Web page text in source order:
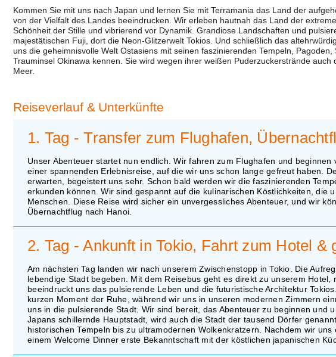
Kommen Sie mit uns nach Japan und lernen Sie mit Terramania das Land der
von der Vielfalt des Landes beeindrucken. Wir erleben hautnah das Land der
Schönheit der Stille und vibrierend vor Dynamik. Grandiose Landschaften und
majestätischen Fuji, dort die Neon-Glitzerwelt Tokios. Und schließlich das
uns die geheimnisvolle Welt Ostasiens mit seinen faszinierenden Tempeln,
Trauminsel Okinawa kennen. Sie wird wegen ihrer weißen Puderzuckerstrände
Meer.
Reiseverlauf & Unterkünfte
1. Tag - Transfer zum Flughafen,
Unser Abenteuer startet nun endlich. Wir fahren zum Flughafen und
einer spannenden Erlebnisreise, auf die wir uns schon lange gefreut haben.
erwarten, begeistert uns sehr. Schon bald werden wir die faszinierenden
erkunden können. Wir sind gespannt auf die kulinarischen Köstlichkeiten, die
Menschen. Diese Reise wird sicher ein unvergessliches Abenteuer, und wir
Übernachtflug nach Hanoi.
2. Tag - Ankunft in Tokio, Fahrt zum Hotel &
Am nächsten Tag landen wir nach unserem Zwischenstopp in Tokio. Die
lebendige Stadt begeben. Mit dem Reisebus geht es direkt zu unserem
beeindruckt uns das pulsierende Leben und die futuristische Architektur
kurzen Moment der Ruhe, während wir uns in unseren modernen Zimmern
uns in die pulsierende Stadt. Wir sind bereit, das Abenteuer zu beginnen und
Japans schillernde Hauptstadt, wird auch die Stadt der tausend Dörfer
historischen Tempeln bis zu ultramodernen Wolkenkratzern. Nachdem wir
einem Welcome Dinner erste Bekanntschaft mit der köstlichen japanischen